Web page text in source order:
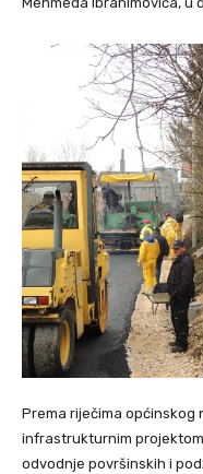
Prema riječima općinskog
infrastrukturnim
odvodnje površinskih i